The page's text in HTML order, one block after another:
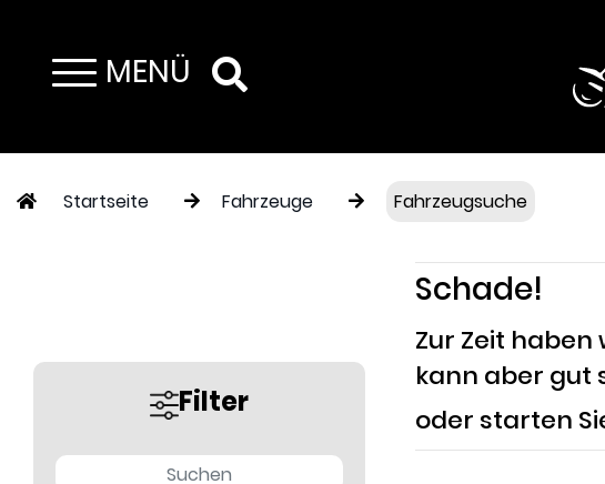
Toggle navigation
MENÜ
Startseite Fahrzeuge Fahrzeugsuche
Filter
Schade!
Zur Zeit haben
kann aber gut
oder starten